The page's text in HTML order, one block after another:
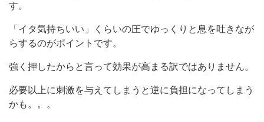
す。
「イタ気持ちいい」くらいの圧でゆっくりと息を吐きなが
らするのがポイントです。
強く押したからと言って効果が高まる訳ではありません。
必要以上に刺激を与えてしまうと逆に負担になってしまう
かも。。。